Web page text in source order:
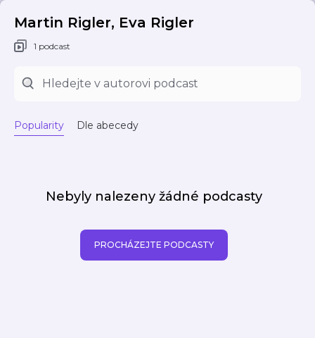
Martin Rigler, Eva Rigler
1 podcast
Popularity Dle abecedy
Nebyly nalezeny žádné podcasty
PROCHÁZEJTE PODCASTY